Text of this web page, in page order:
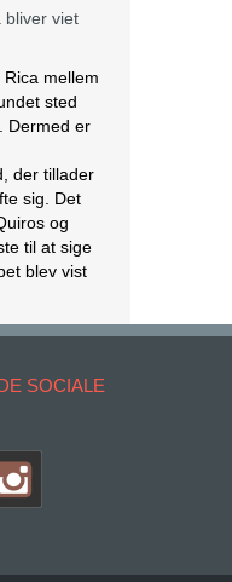
der tillader
sig. Det
og
til at sige
blev vist
med Israel
alle aftaler
tirsdag
og
med den
et
SOCIALE